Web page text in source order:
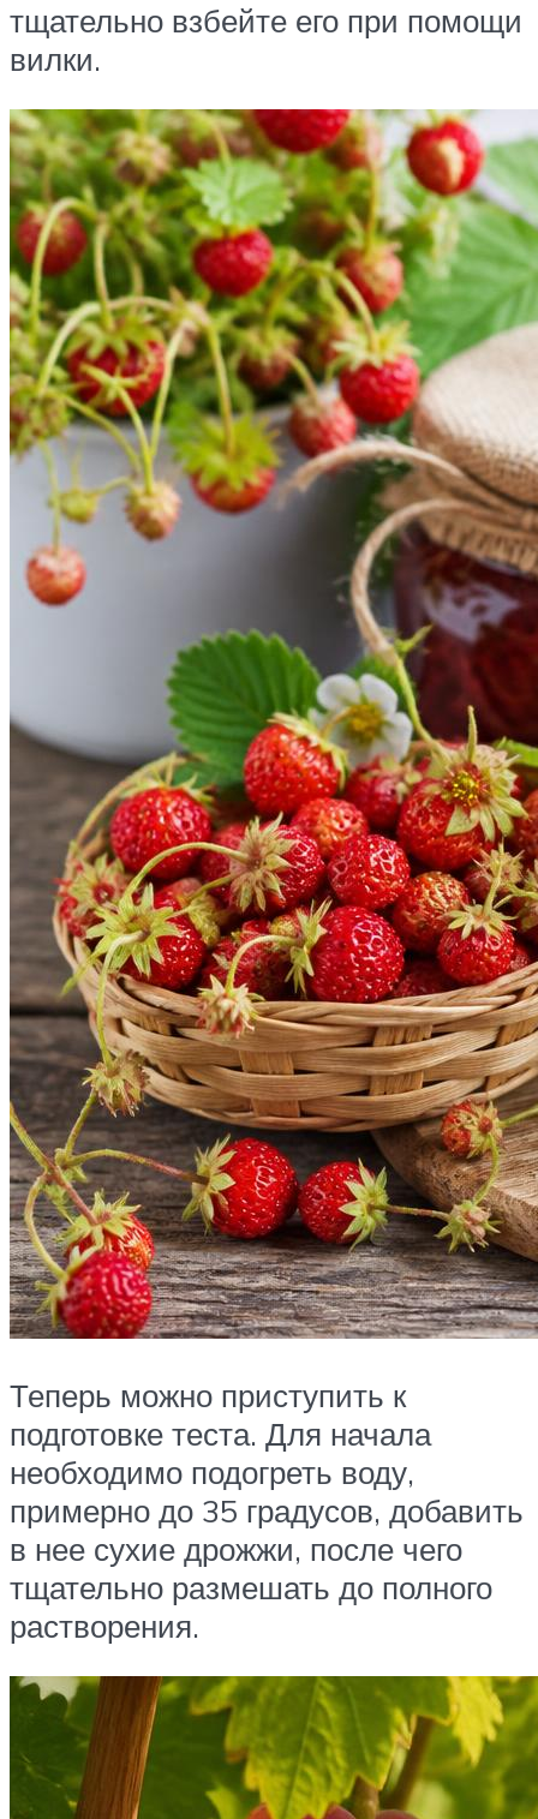
тщательно взбейте его при помощи
вилки.
Теперь можно приступить к
подготовке теста. Для начала
необходимо подогреть воду,
примерно до 35 градусов, добавить
в нее сухие дрожжи, после чего
тщательно размешать до полного
растворения.